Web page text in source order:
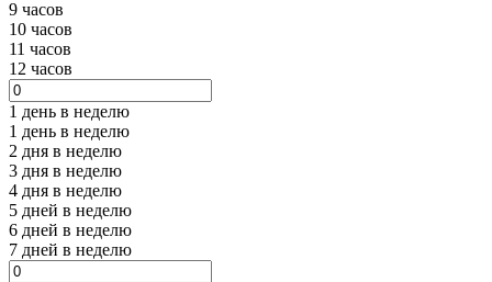
9 часов
10 часов
11 часов
12 часов
1 день в неделю
1 день в неделю
2 дня в неделю
3 дня в неделю
4 дня в неделю
5 дней в неделю
6 дней в неделю
7 дней в неделю